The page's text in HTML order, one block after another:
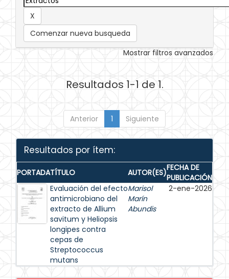
Comenzar nueva busqueda
Mostrar filtros avanzados
Resultados 1-1 de 1.
Anterior 1 Siguiente
Resultados por ítem:
PORTADATÍTULO AUTOR(ES)FECHA DE
PUBLICACIÓN
Evaluación del efecto
antimicrobiano del
extracto de Allium
savitum y Heliopsis
longipes contra
cepas de
Streptococcus
mutans
Marisol
Marín
Abundis
2-ene-2026